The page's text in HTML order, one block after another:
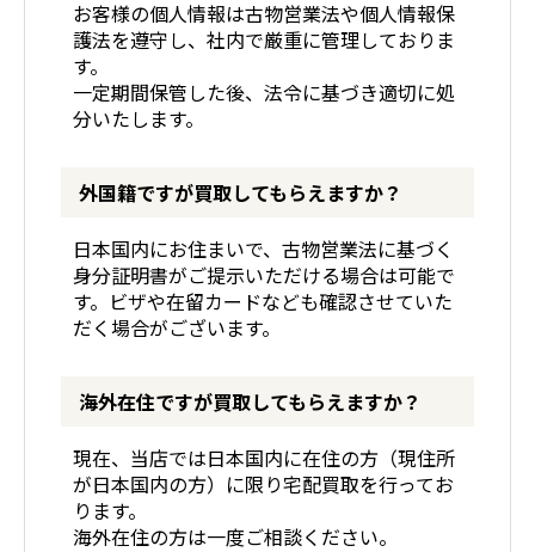
お客様の個人情報は古物営業法や個人情報保
護法を遵守し、社内で厳重に管理しておりま
す。
一定期間保管した後、法令に基づき適切に処
分いたします。
外国籍ですが買取してもらえますか？
日本国内にお住まいで、古物営業法に基づく
身分証明書がご提示いただける場合は可能で
す。ビザや在留カードなども確認させていた
だく場合がございます。
海外在住ですが買取してもらえますか？
現在、当店では日本国内に在住の方（現住所
が日本国内の方）に限り宅配買取を行ってお
ります。
海外在住の方は一度ご相談ください。